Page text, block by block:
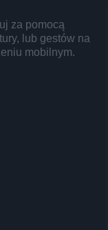
za pomocą
lub gestów na
mobilnym.